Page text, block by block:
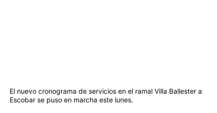
El nuevo cronograma de servicios en el ramal Villa Ballester a
Escobar se puso en marcha este lunes.